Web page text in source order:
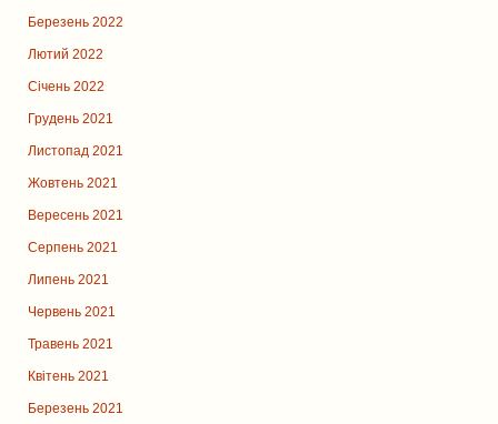
Березень 2022
Лютий 2022
Січень 2022
Грудень 2021
Листопад 2021
Жовтень 2021
Вересень 2021
Серпень 2021
Липень 2021
Червень 2021
Травень 2021
Квітень 2021
Березень 2021